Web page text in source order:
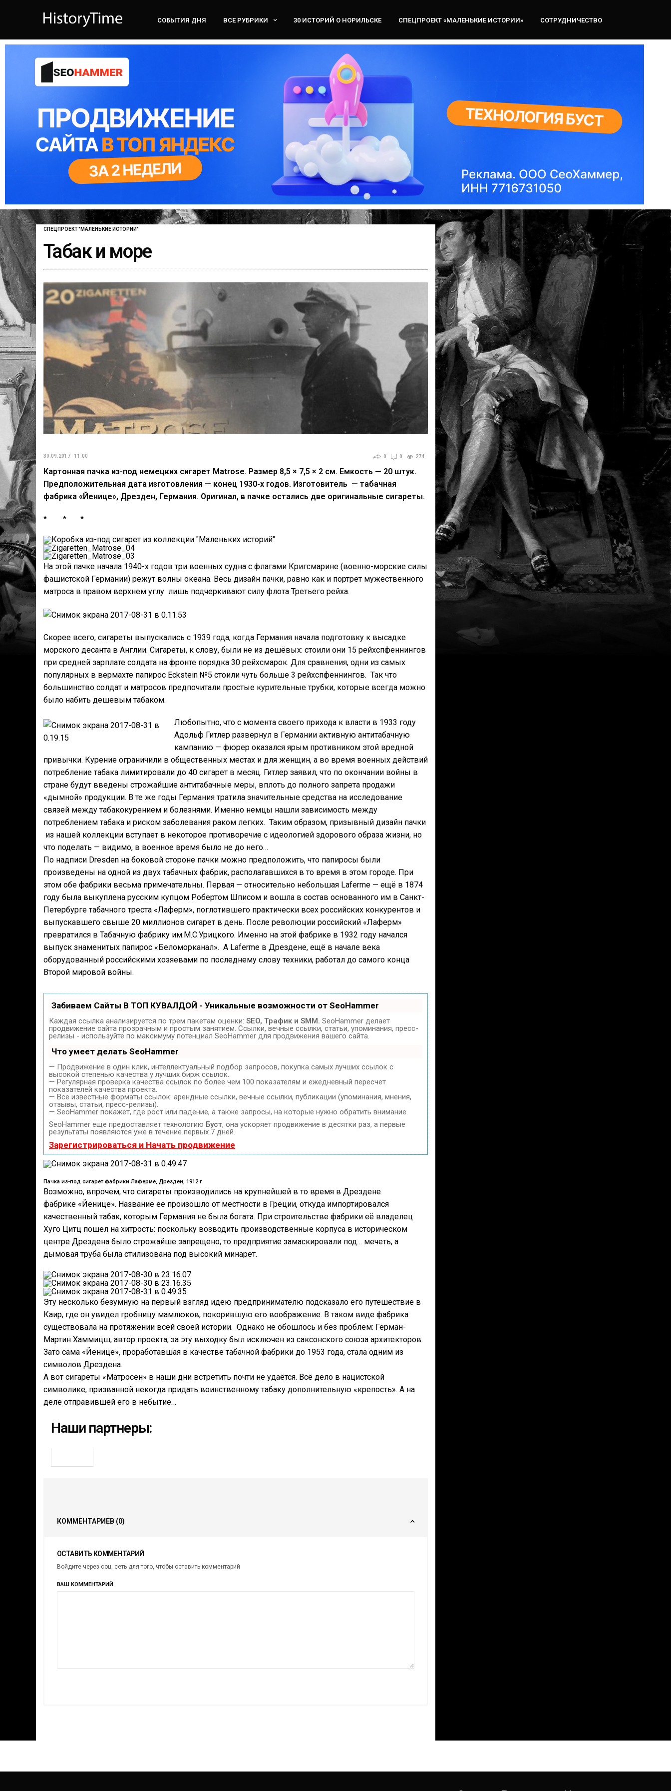
СОБЫТИЯ ДНЯ ВСЕ РУБРИКИ 30 ИСТОРИЙ О НОРИЛЬСКЕ СПЕЦПРОЕКТ «МАЛЕНЬКИЕ ИСТОРИИ» СОТРУДНИЧЕСТВО
СПЕЦПРОЕКТ "МАЛЕНЬКИЕ ИСТОРИИ"
Табак и море
30.09.2017 - 11:00 0 0 274
Картонная пачка из-под немецких сигарет Matrose. Размер 8,5 × 7,5 × 2 см. Емкость — 20 штук.
Предположительная дата изготовления — конец 1930-х годов. Изготовитель — табачная
фабрика «Йенице», Дрезден, Германия. Оригинал, в пачке остались две оригинальные сигареты.
* * *
На этой пачке начала 1940-х годов три военных судна с флагами Кригсмарине (военно-морские силы
фашистской Германии) режут волны океана. Весь дизайн пачки, равно как и портрет мужественного
матроса в правом верхнем углу лишь подчеркивают силу флота Третьего рейха.
Скорее всего, сигареты выпускались с 1939 года, когда Германия начала подготовку к высадке
морского десанта в Англии. Сигареты, к слову, были не из дешёвых: стоили они 15 рейхспфеннингов
при средней зарплате солдата на фронте порядка 30 рейхсмарок. Для сравнения, одни из самых
популярных в вермахте папирос Eckstein №5 стоили чуть больше 3 рейхспфеннингов. Так что
большинство солдат и матросов предпочитали простые курительные трубки, которые всегда можно
было набить дешевым табаком.
Любопытно, что с момента своего прихода к власти в 1933 году
Адольф Гитлер развернул в Германии активную антитабачную
кампанию — фюрер оказался ярым противником этой вредной
привычки. Курение ограничили в общественных местах и для женщин, а во время военных действий
потребление табака лимитировали до 40 сигарет в месяц. Гитлер заявил, что по окончании войны в
стране будут введены строжайшие антитабачные меры, вплоть до полного запрета продажи
«дымной» продукции. В те же годы Германия тратила значительные средства на исследование
связей между табакокурением и болезнями. Именно немцы нашли зависимость между
потреблением табака и риском заболевания раком легких. Таким образом, призывный дизайн пачки
из нашей коллекции вступает в некоторое противоречие с идеологией здорового образа жизни, но
что поделать — видимо, в военное время было не до него…
По надписи Dresden на боковой стороне пачки можно предположить, что папиросы были
произведены на одной из двух табачных фабрик, располагавшихся в то время в этом городе. При
этом обе фабрики весьма примечательны. Первая — относительно небольшая Laferme — ещё в 1874
году была выкуплена русским купцом Робертом Шписом и вошла в состав основанного им в Санкт-
Петербурге табачного треста «Лаферм», поглотившего практически всех российских конкурентов и
выпускавшего свыше 20 миллионов сигарет в день. После революции российский «Лаферм»
превратился в Табачную фабрику им.М.С.Урицкого. Именно на этой фабрике в 1932 году начался
выпуск знаменитых папирос «Беломорканал». А Laferme в Дрездене, ещё в начале века
оборудованный российскими хозяевами по последнему слову техники, работал до самого конца
Второй мировой войны.
Забиваем Сайты В ТОП КУВАЛДОЙ - Уникальные возможности от SeoHammer
Каждая ссылка анализируется по трем пакетам оценки: SEO, Трафик и SMM. SeoHammer делает
продвижение сайта прозрачным и простым занятием. Ссылки, вечные ссылки, статьи, упоминания, пресс-
релизы - используйте по максимуму потенциал SeoHammer для продвижения вашего сайта.
Что умеет делать SeoHammer
— Продвижение в один клик, интеллектуальный подбор запросов, покупка самых лучших ссылок с
высокой степенью качества у лучших бирж ссылок.
— Регулярная проверка качества ссылок по более чем 100 показателям и ежедневный пересчет
показателей качества проекта.
— Все известные форматы ссылок: арендные ссылки, вечные ссылки, публикации (упоминания, мнения,
отзывы, статьи, пресс-релизы).
— SeoHammer покажет, где рост или падение, а также запросы, на которые нужно обратить внимание.
SeoHammer еще предоставляет технологию Буст, она ускоряет продвижение в десятки раз, а первые
результаты появляются уже в течение первых 7 дней.
Зарегистрироваться и Начать продвижение
Пачка из-под сигарет фабрики Лаферме, Дрезден, 1912 г.
Возможно, впрочем, что сигареты производились на крупнейшей в то время в Дрездене
фабрике «Йенице». Название её произошло от местности в Греции, откуда импортировался
качественный табак, которым Германия не была богата. При строительстве фабрики её владелец
Хуго Цитц пошел на хитрость: поскольку возводить производственные корпуса в историческом
центре Дрездена было строжайше запрещено, то предприятие замаскировали под… мечеть, а
дымовая труба была стилизована под высокий минарет.
Эту несколько безумную на первый взгляд идею предпринимателю подсказало его путешествие в
Каир, где он увидел гробницу мамлюков, покорившую его воображение. В таком виде фабрика
существовала на протяжении всей своей истории. Однако не обошлось и без проблем: Герман-
Мартин Хаммицш, автор проекта, за эту выходку был исключен из саксонского союза архитекторов.
Зато сама «Йенице», проработавшая в качестве табачной фабрики до 1953 года, стала одним из
символов Дрездена.
А вот сигареты «Матросен» в наши дни встретить почти не удаётся. Всё дело в нацистской
символике, призванной некогда придать воинственному табаку дополнительную «крепость». А на
деле отправившей его в небытие…
Наши партнеры:
КОММЕНТАРИЕВ (0)
ОСТАВИТЬ КОММЕНТАРИЙ
Войдите через соц. сеть для того, чтобы оставить комментарий
ВАШ КОММЕНТАРИЙ